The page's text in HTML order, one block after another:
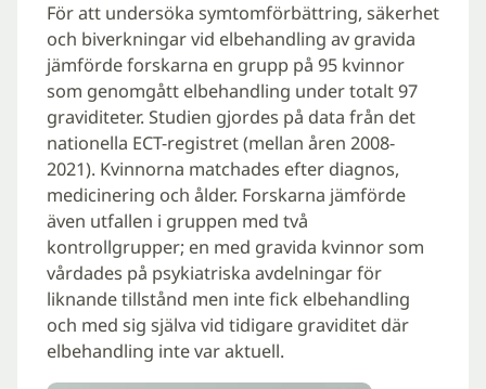
För att undersöka symtomförbättring, säkerhet
och biverkningar vid elbehandling av gravida
jämförde forskarna en grupp på 95 kvinnor
som genomgått elbehandling under totalt 97
graviditeter. Studien gjordes på data från det
nationella ECT-registret (mellan åren 2008-
2021). Kvinnorna matchades efter diagnos,
medicinering och ålder. Forskarna jämförde
även utfallen i gruppen med två
kontrollgrupper; en med gravida kvinnor som
vårdades på psykiatriska avdelningar för
liknande tillstånd men inte fick elbehandling
och med sig själva vid tidigare graviditet där
elbehandling inte var aktuell.